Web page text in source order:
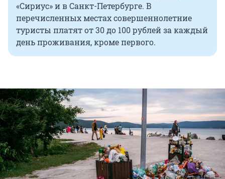
«Сириус» и в Санкт-Петербурге. В
перечисленных местах совершеннолетние
туристы платят от 30 до 100 рублей за каждый
день проживания, кроме первого.